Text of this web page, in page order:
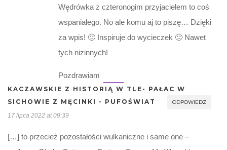
Wędrówka z czteronogim przyjacielem to coś
wspaniałego. No ale komu aj to piszę… Dzięki
za wpis! 🙂 Inspiruje do wycieczek 🙂 Nawet
tych nizinnych!
Pozdrawiam
KACZAWSKIE Z HISTORIĄ W TLE- PAŁAC W
SICHOWIE Z MĘCINKI - PUFOŚWIAT
ODPOWIEDZ
17 lipca 2022 at 09:39
[…] to przecież pozostałości wulkaniczne i same one –